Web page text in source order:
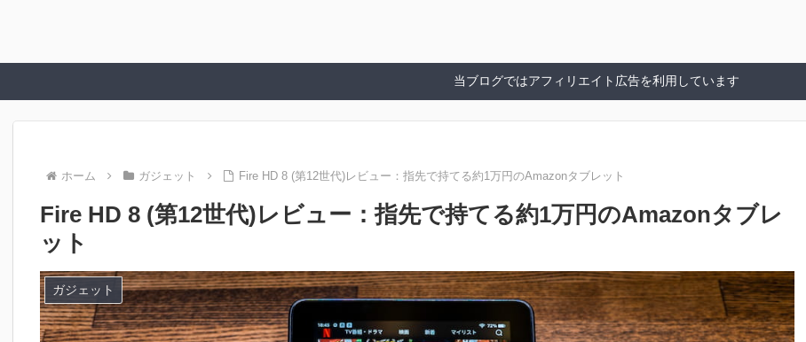
当ブログではアフィリエイト広告を利用しています
ホーム ガジェット Fire HD 8 (第12世代)レビュー：指先で持てる約1万円のAmazonタブレット
Fire HD 8 (第12世代)レビュー：指先で持てる約1万円のAmazonタブレ
ット
ガジェット